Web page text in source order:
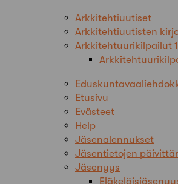
Arkkitehtiuutiset
Arkkitehtiuutisten
Arkkitehtuurikilpailut
Etusivu
Evästeet
Help
Jäsenalennukset
Jäsentietojen
Jäsenyys